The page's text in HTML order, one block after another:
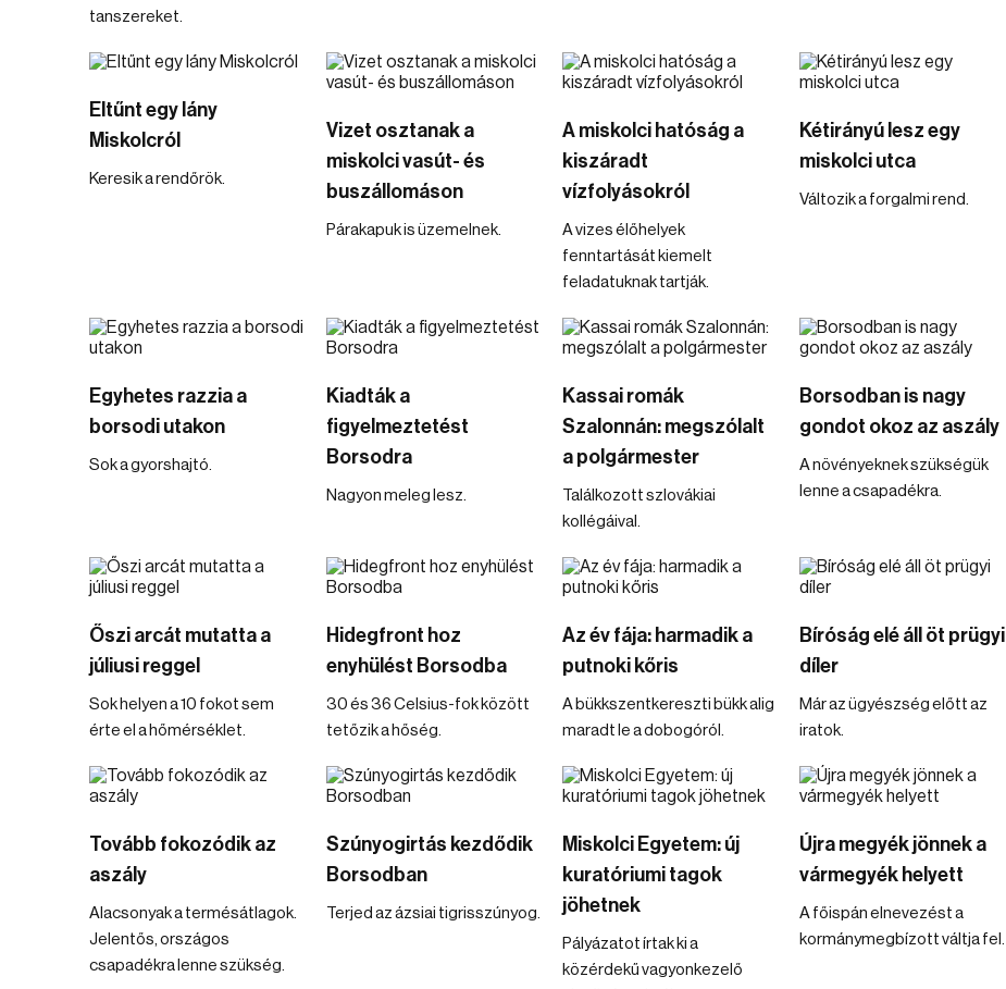
tanszereket.
Eltűnt egy lány
Miskolcról
Keresik a rendőrök.
Vizet osztanak a
miskolci vasút- és
buszállomáson
Párakapuk is üzemelnek.
A miskolci hatóság a
kiszáradt
vízfolyásokról
A vizes élőhelyek
fenntartását kiemelt
feladatuknak tartják.
Kétirányú lesz egy
miskolci utca
Változik a forgalmi rend.
Egyhetes razzia a
borsodi utakon
Sok a gyorshajtó.
Kiadták a
figyelmeztetést
Borsodra
Nagyon meleg lesz.
Kassai romák
Szalonnán: megszólalt
a polgármester
Találkozott szlovákiai
kollégáival.
Borsodban is nagy
gondot okoz az aszály
A növényeknek szükségük
lenne a csapadékra.
Őszi arcát mutatta a
júliusi reggel
Sok helyen a 10 fokot sem
érte el a hőmérséklet.
Hidegfront hoz
enyhülést Borsodba
30 és 36 Celsius-fok között
tetőzik a hőség.
Az év fája: harmadik a
putnoki kőris
A bükkszentkereszti bükk alig
maradt le a dobogóról.
Bíróság elé áll öt prügyi
díler
Már az ügyészség előtt az
iratok.
Tovább fokozódik az
aszály
Alacsonyak a termésátlagok.
Jelentős, országos
csapadékra lenne szükség.
Szúnyogirtás kezdődik
Borsodban
Terjed az ázsiai tigrisszúnyog.
Miskolci Egyetem: új
kuratóriumi tagok
jöhetnek
Pályázatot írtak ki a
közérdekű vagyonkezelő
Újra megyék jönnek a
vármegyék helyett
A főispán elnevezést a
kormánymegbízott váltja fel.